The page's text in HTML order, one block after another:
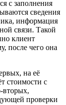
с заполнения
сведения
информация
связи. Такой
клиент
после чего она
на её
стоимости с
проверки